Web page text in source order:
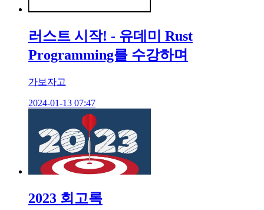
러스트 시작! - 유데미 Rust
Programming를 수강하며
가보자고
2024-01-13 07:47
2023 회고록